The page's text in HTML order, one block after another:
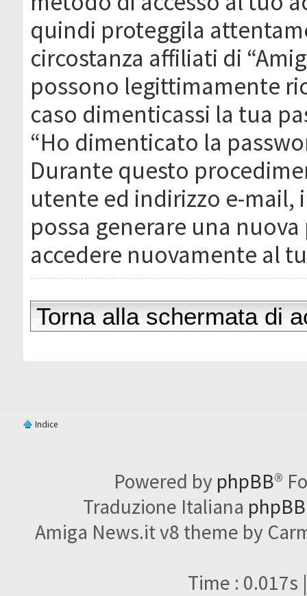
quindi proteggila
circostanza affiliati di
possono legittimamente
caso dimenticassi la tua
“Ho dimenticato la
Durante questo
utente ed indirizzo e-mail,
possa generare una
accedere nuovamente al
Torna alla schermata di
Indice
Powered by phpBB®
Traduzione Italiana
Amiga News.it v8 theme by
Time : 0.017s